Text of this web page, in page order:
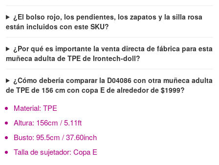
¿El bolso rojo, los pendientes, los zapatos y la silla rosa
están incluidos con este SKU?
¿Por qué es importante la venta directa de fábrica para esta
muñeca adulta de TPE de Irontech-doll?
¿Cómo debería comparar la D04086 con otra muñeca adulta
de TPE de 156 cm con copa E de alrededor de $1999?
Material: TPE
Altura: 156cm / 5.11ft
Busto: 95.5cm / 37.60inch
Talla de sujetador: Copa E